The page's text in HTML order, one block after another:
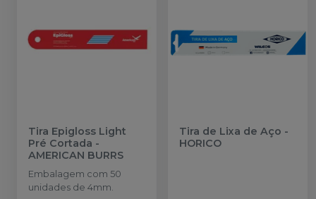
Tira Epigloss Light
Pré Cortada -
AMERICAN BURRS
Embalagem com 50
unidades de 4mm.
Tira de Lixa de Aço -
HORICO